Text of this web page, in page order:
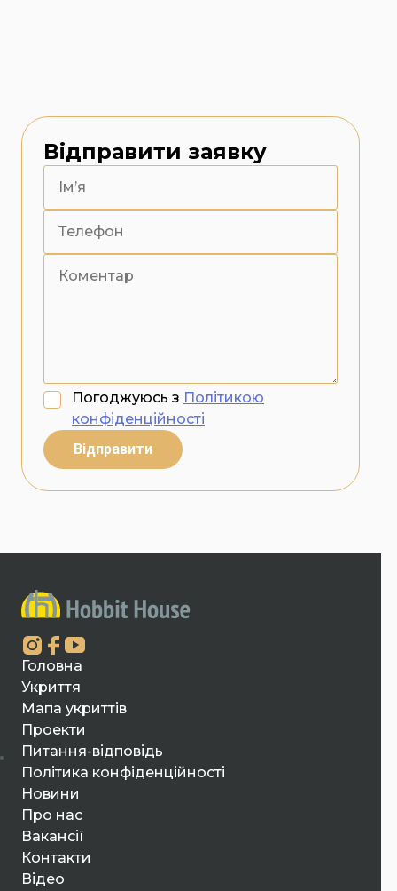
Відправити заявку
Погоджуюсь з Політикою
конфіденційності
Відправити
Головна
Укриття
Мапа укриттів
Проекти
Питання-відповідь
Політика конфіденційності
Новини
Про нас
Вакансії
Контакти
Відео